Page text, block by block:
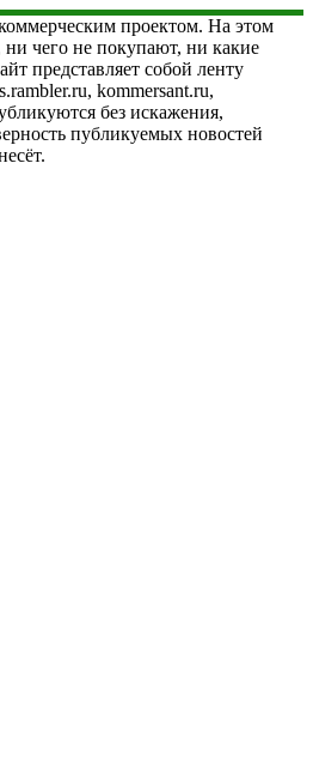
проектом. На этом
ни чего не покупают, ни какие
представляет собой ленту
kommersant.ru,
без искажения,
публикуемых новостей